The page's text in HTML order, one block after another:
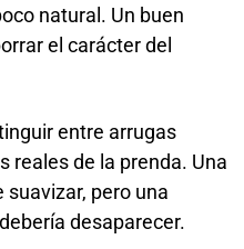
natural. Un buen
el carácter del
entre arrugas
reales de la prenda. Una
suavizar, pero una
desaparecer.